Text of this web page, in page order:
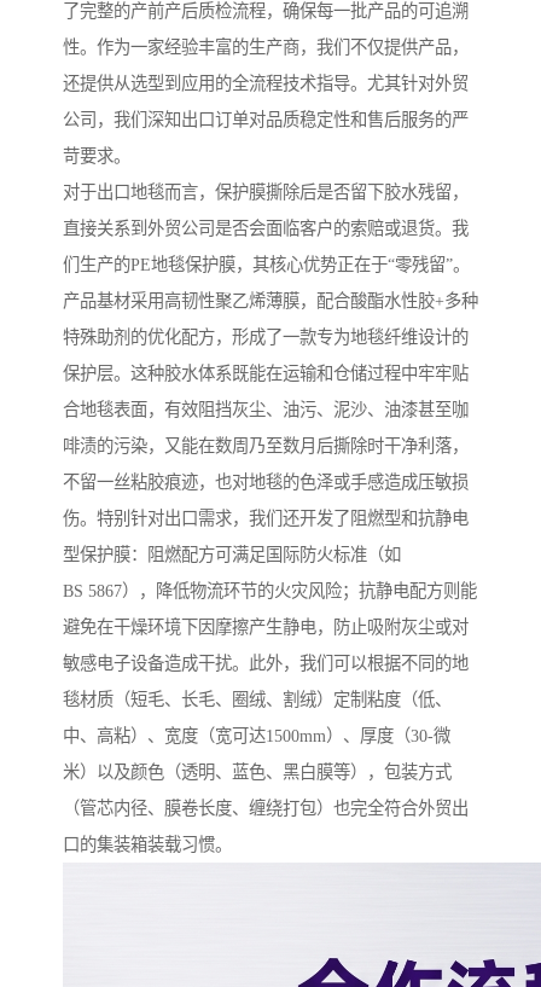
了完整的产前产后质检流程，确保每一批产品的可追溯
性。作为一家经验丰富的生产商，我们不仅提供产品，
还提供从选型到应用的全流程技术指导。尤其针对外贸
公司，我们深知出口订单对品质稳定性和售后服务的严
苛要求。
对于出口地毯而言，保护膜撕除后是否留下胶水残留，
直接关系到外贸公司是否会面临客户的索赔或退货。我
们生产的PE地毯保护膜，其核心优势正在于“零残留”。
产品基材采用高韧性聚乙烯薄膜，配合酸酯水性胶+多种
特殊助剂的优化配方，形成了一款专为地毯纤维设计的
保护层。这种胶水体系既能在运输和仓储过程中牢牢贴
合地毯表面，有效阻挡灰尘、油污、泥沙、油漆甚至咖
啡渍的污染，又能在数周乃至数月后撕除时干净利落，
不留一丝粘胶痕迹，也对地毯的色泽或手感造成压敏损
伤。特别针对出口需求，我们还开发了阻燃型和抗静电
型保护膜：阻燃配方可满足国际防火标准（如
BS 5867），降低物流环节的火灾风险；抗静电配方则能
避免在干燥环境下因摩擦产生静电，防止吸附灰尘或对
敏感电子设备造成干扰。此外，我们可以根据不同的地
毯材质（短毛、长毛、圈绒、割绒）定制粘度（低、
中、高粘）、宽度（宽可达1500mm）、厚度（30-微
米）以及颜色（透明、蓝色、黑白膜等），包装方式
（管芯内径、膜卷长度、缠绕打包）也完全符合外贸出
口的集装箱装载习惯。